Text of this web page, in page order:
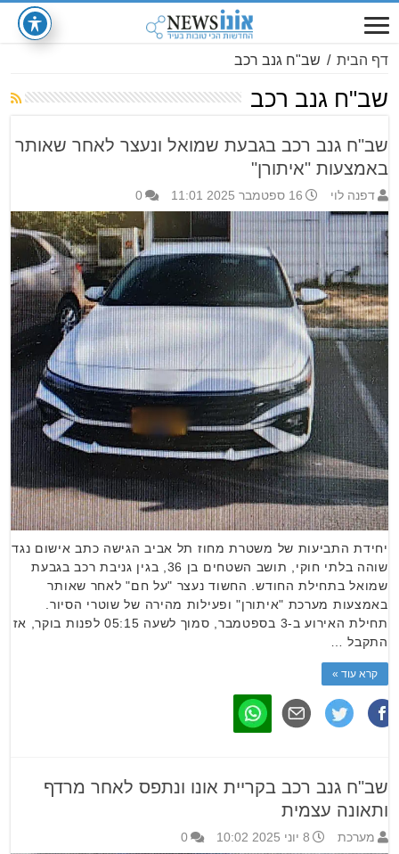
דף הבית / שב"ח גנב רכב
שב"ח גנב רכב
שב"ח גנב רכב בגבעת שמואל ונעצר לאחר שאותר
באמצעות "איתורן"
דפנה לוי 16 ספטמבר 2025 11:01 0
יחידת התביעות של משטרת מחוז תל אביב הגישה כתב אישום נגד
שוהה בלתי חוקי, תושב השטחים בן 36, בגין גניבת רכב בגבעת
שמואל בתחילת החודש. החשוד נעצר "על חם" לאחר שאותר
באמצעות מערכת "איתורן" ופעילות מהירה של שוטרי הסיור.
תחילת האירוע ב-3 בספטמבר, סמוך לשעה 05:15 לפנות בוקר, אז
התקבל …
קרא עוד »
שב"ח גנב רכב בקריית אונו ונתפס לאחר מרדף
ותאונה עצמית
מערכת 8 יוני 2025 10:02 0